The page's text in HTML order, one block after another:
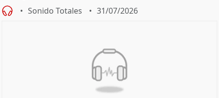
Sonido Totales 31/07/2026